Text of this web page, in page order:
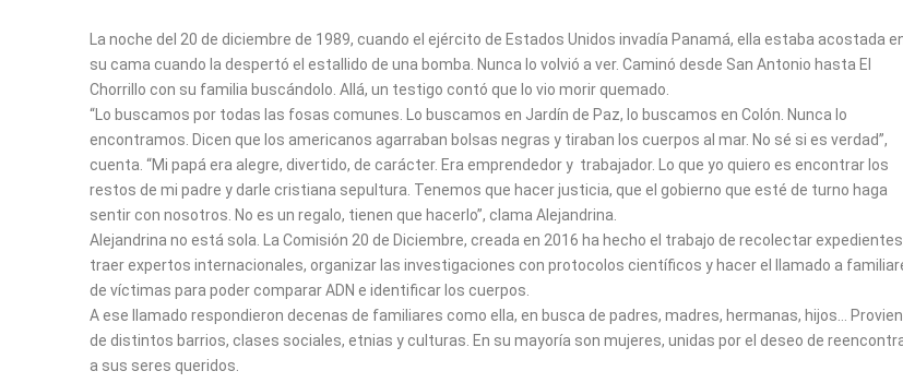
La noche del 20 de diciembre de 1989, cuando el ejército de Estados Unidos invadía Panamá, ella estaba acostada
su cama cuando la despertó el estallido de una bomba. Nunca lo volvió a ver. Caminó desde San Antonio hasta El
Chorrillo con su familia buscándolo. Allá, un testigo contó que lo vio morir quemado.
“Lo buscamos por todas las fosas comunes. Lo buscamos en Jardín de Paz, lo buscamos en Colón. Nunca lo
encontramos. Dicen que los americanos agarraban bolsas negras y tiraban los cuerpos al mar. No sé si es verdad”,
cuenta. “Mi papá era alegre, divertido, de carácter. Era emprendedor y trabajador. Lo que yo quiero es encontrar los
restos de mi padre y darle cristiana sepultura. Tenemos que hacer justicia, que el gobierno que esté de turno haga
sentir con nosotros. No es un regalo, tienen que hacerlo”, clama Alejandrina.
Alejandrina no está sola. La Comisión 20 de Diciembre, creada en 2016 ha hecho el trabajo de recolectar
traer expertos internacionales, organizar las investigaciones con protocolos científicos y hacer el llamado a
de víctimas para poder comparar ADN e identificar los cuerpos.
A ese llamado respondieron decenas de familiares como ella, en busca de padres, madres, hermanas, hijos…
de distintos barrios, clases sociales, etnias y culturas. En su mayoría son mujeres, unidas por el deseo de
a sus seres queridos.